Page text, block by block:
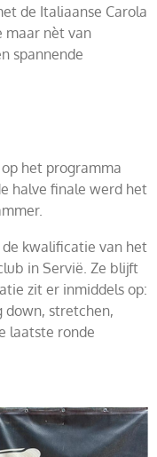
de Italiaanse Carola
maar nèt van
spannende
het programma
halve finale werd het
kwalificatie van het
in Servië. Ze blijft
zit er inmiddels op:
down, stretchen,
laatste ronde